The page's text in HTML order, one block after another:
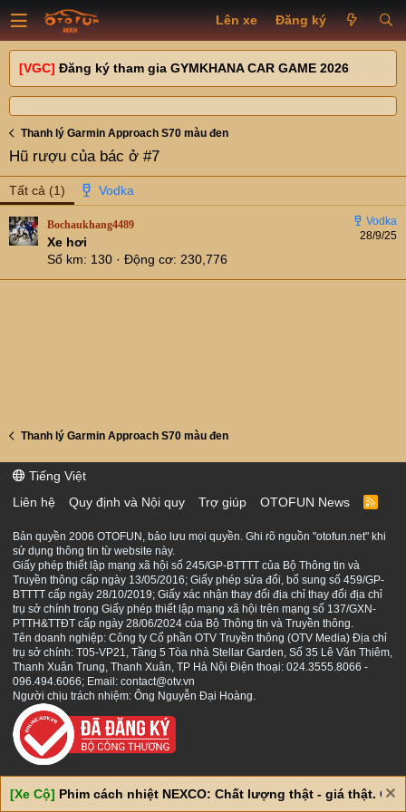
Lên xe Đăng ký
[VGC] Đăng ký tham gia GYMKHANA CAR GAME 2026
Thanh lý Garmin Approach S70 màu đen
Hũ rượu của bác ở #7
Tất cả (1)
28/9/25
Bochaukhang4489
Xe hơi
Số km
130 Động cơ 230,776
Thanh lý Garmin Approach S70 màu đen
Tiếng Việt
Liên hệ
Quy định và Nội quy Trợ giúp OTOFUN News
R
S
Bản quyền 2006 OTOFUN, bảo lưu mọi quyền. Ghi rõ nguồn "otofun.net" khi
sử dụng thông tin từ website này.
Giấy phép thiết lập mạng xã hội số 245/GP-BTTTT của Bộ Thông tin và
Truyền thông cấp ngày 13/05/2016; Giấy phép sửa đổi, bổ sung số 459/GP-
BTTTT cấp ngày 28/10/2019; Giấy xác nhận thay đổi địa chỉ thay đổi địa chỉ
trụ sở chính trong Giấy phép thiết lập mạng xã hội trên mạng số 137/GXN-
PTTH&TTĐT cấp ngày 28/06/2024 của Bộ Thông tin và Truyền thông.
Tên doanh nghiệp: Công ty Cổ phần OTV Truyền thông (OTV Media) Địa chỉ
trụ sở chính: T05-VP21, Tầng 5 Tòa nhà Stellar Garden, Số 35 Lê Văn Thiêm,
Thanh Xuân Trung, Thanh Xuân, TP Hà Nội Điện thoại: 024.3555.8066 -
096.494.6066; Email: contact@otv.vn
Người chịu trách nhiệm: Ông Nguyễn Đại Hoàng.
[Xe Cộ] Phim cách nhiệt NEXCO: Chất lượng thật - giá thật. Giá